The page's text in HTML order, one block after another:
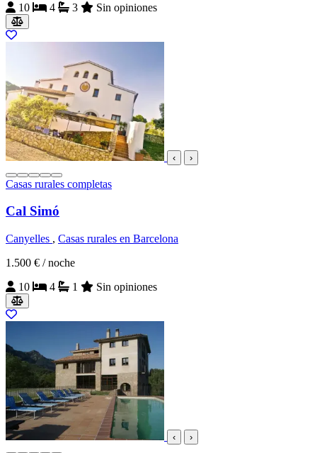
10
4 3 Sin opiniones
‹ ›
Casas rurales completas
Cal Simó
Canyelles , Casas rurales en Barcelona
1.500 € / noche
10
4 1 Sin opiniones
‹ ›